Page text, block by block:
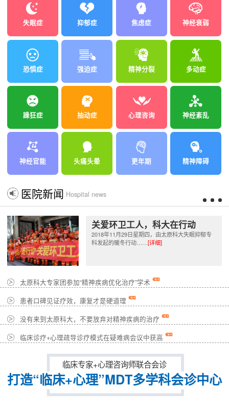
失眠症 抑郁症 焦虑症 神经衰弱
恐惧症 强迫症 精神分裂 多动症
躁狂症 抽动症 心理咨询 神经紊乱
神经官能 头痛头晕 更年期 精神障碍
医院新闻 Hospital news
关爱环卫工人，科大在行动
2018年11月29日星期四，由太原科大失眠抑郁专
科发起的暖冬行动……[详细]
太原科大专家团参加“精神疾病优化治疗”学术
患者口碑见证疗效，康复才是硬道理
没有来到太原科大，不要放弃对精神疾病的治疗
临床诊疗+心理疏导诊疗模式在疑难病会议中获高
临床专家+心理咨询师联合会诊
打造“临床+心理”MDT多学科会诊中心